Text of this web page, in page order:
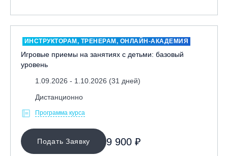
ИНСТРУКТОРАМ, ТРЕНЕРАМ, ОНЛАЙН-АКАДЕМИЯ
Игровые приемы на занятиях с детьми: базовый
уровень
1.09.2026 - 1.10.2026 (31 дней)
Дистанционно
Программа курса
Подать Заявку 9 900 ₽